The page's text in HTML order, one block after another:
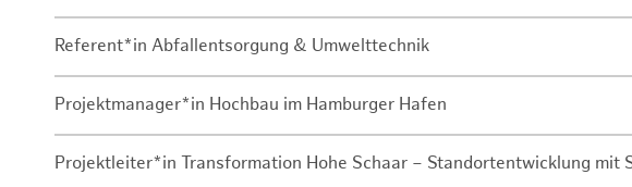
Referent*in Abfallentsorgung & Umwelttechnik
Projektmanager*in Hochbau im Hamburger Hafen
Projektleiter*in Transformation Hohe Schaar – Standortentwicklung mit